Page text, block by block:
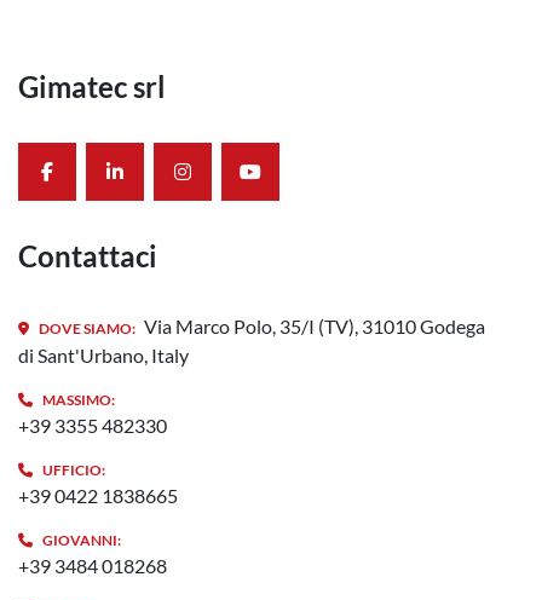
Gimatec srl
facebooklinkedininstagramyoutube
Contattaci
DOVE SIAMO: Via Marco Polo, 35/I (TV), 31010 Godega
di Sant'Urbano, Italy
MASSIMO:
+39 3355 482330
UFFICIO:
+39 0422 1838665
GIOVANNI:
+39 3484 018268